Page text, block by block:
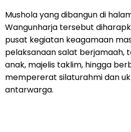
‎Mushola yang dibangun di
Wangunharja tersebut
pusat kegiatan keagamaan
pelaksanaan salat berjamaah,
anak, majelis taklim, hingga
mempererat silaturahmi dan
antarwarga.